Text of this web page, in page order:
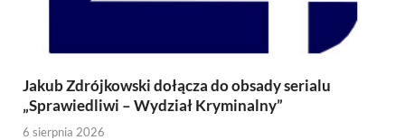
Jakub Zdrójkowski dołącza do obsady serialu
„Sprawiedliwi – Wydział Kryminalny”
6 sierpnia 2026